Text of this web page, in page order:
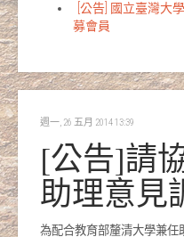
[公告] 國立臺灣大
募會員
週一, 26 五月 2014 13:39
[公告]請
助理意見
為配合教育部釐清大學兼任